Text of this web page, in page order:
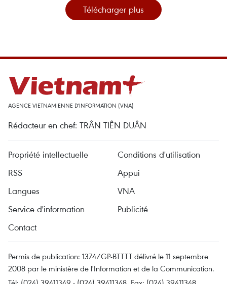
Télécharger plus
AGENCE VIETNAMIENNE D'INFORMATION (VNA)
Rédacteur en chef: TRÂN TIÊN DUÂN
Propriété intellectuelle
Conditions d'utilisation
RSS
Appui
Langues
VNA
Service d'information
Publicité
Contact
Permis de publication: 1374/GP-BTTTT délivré le 11 septembre
2008 par le ministère de l'Information et de la Communication.